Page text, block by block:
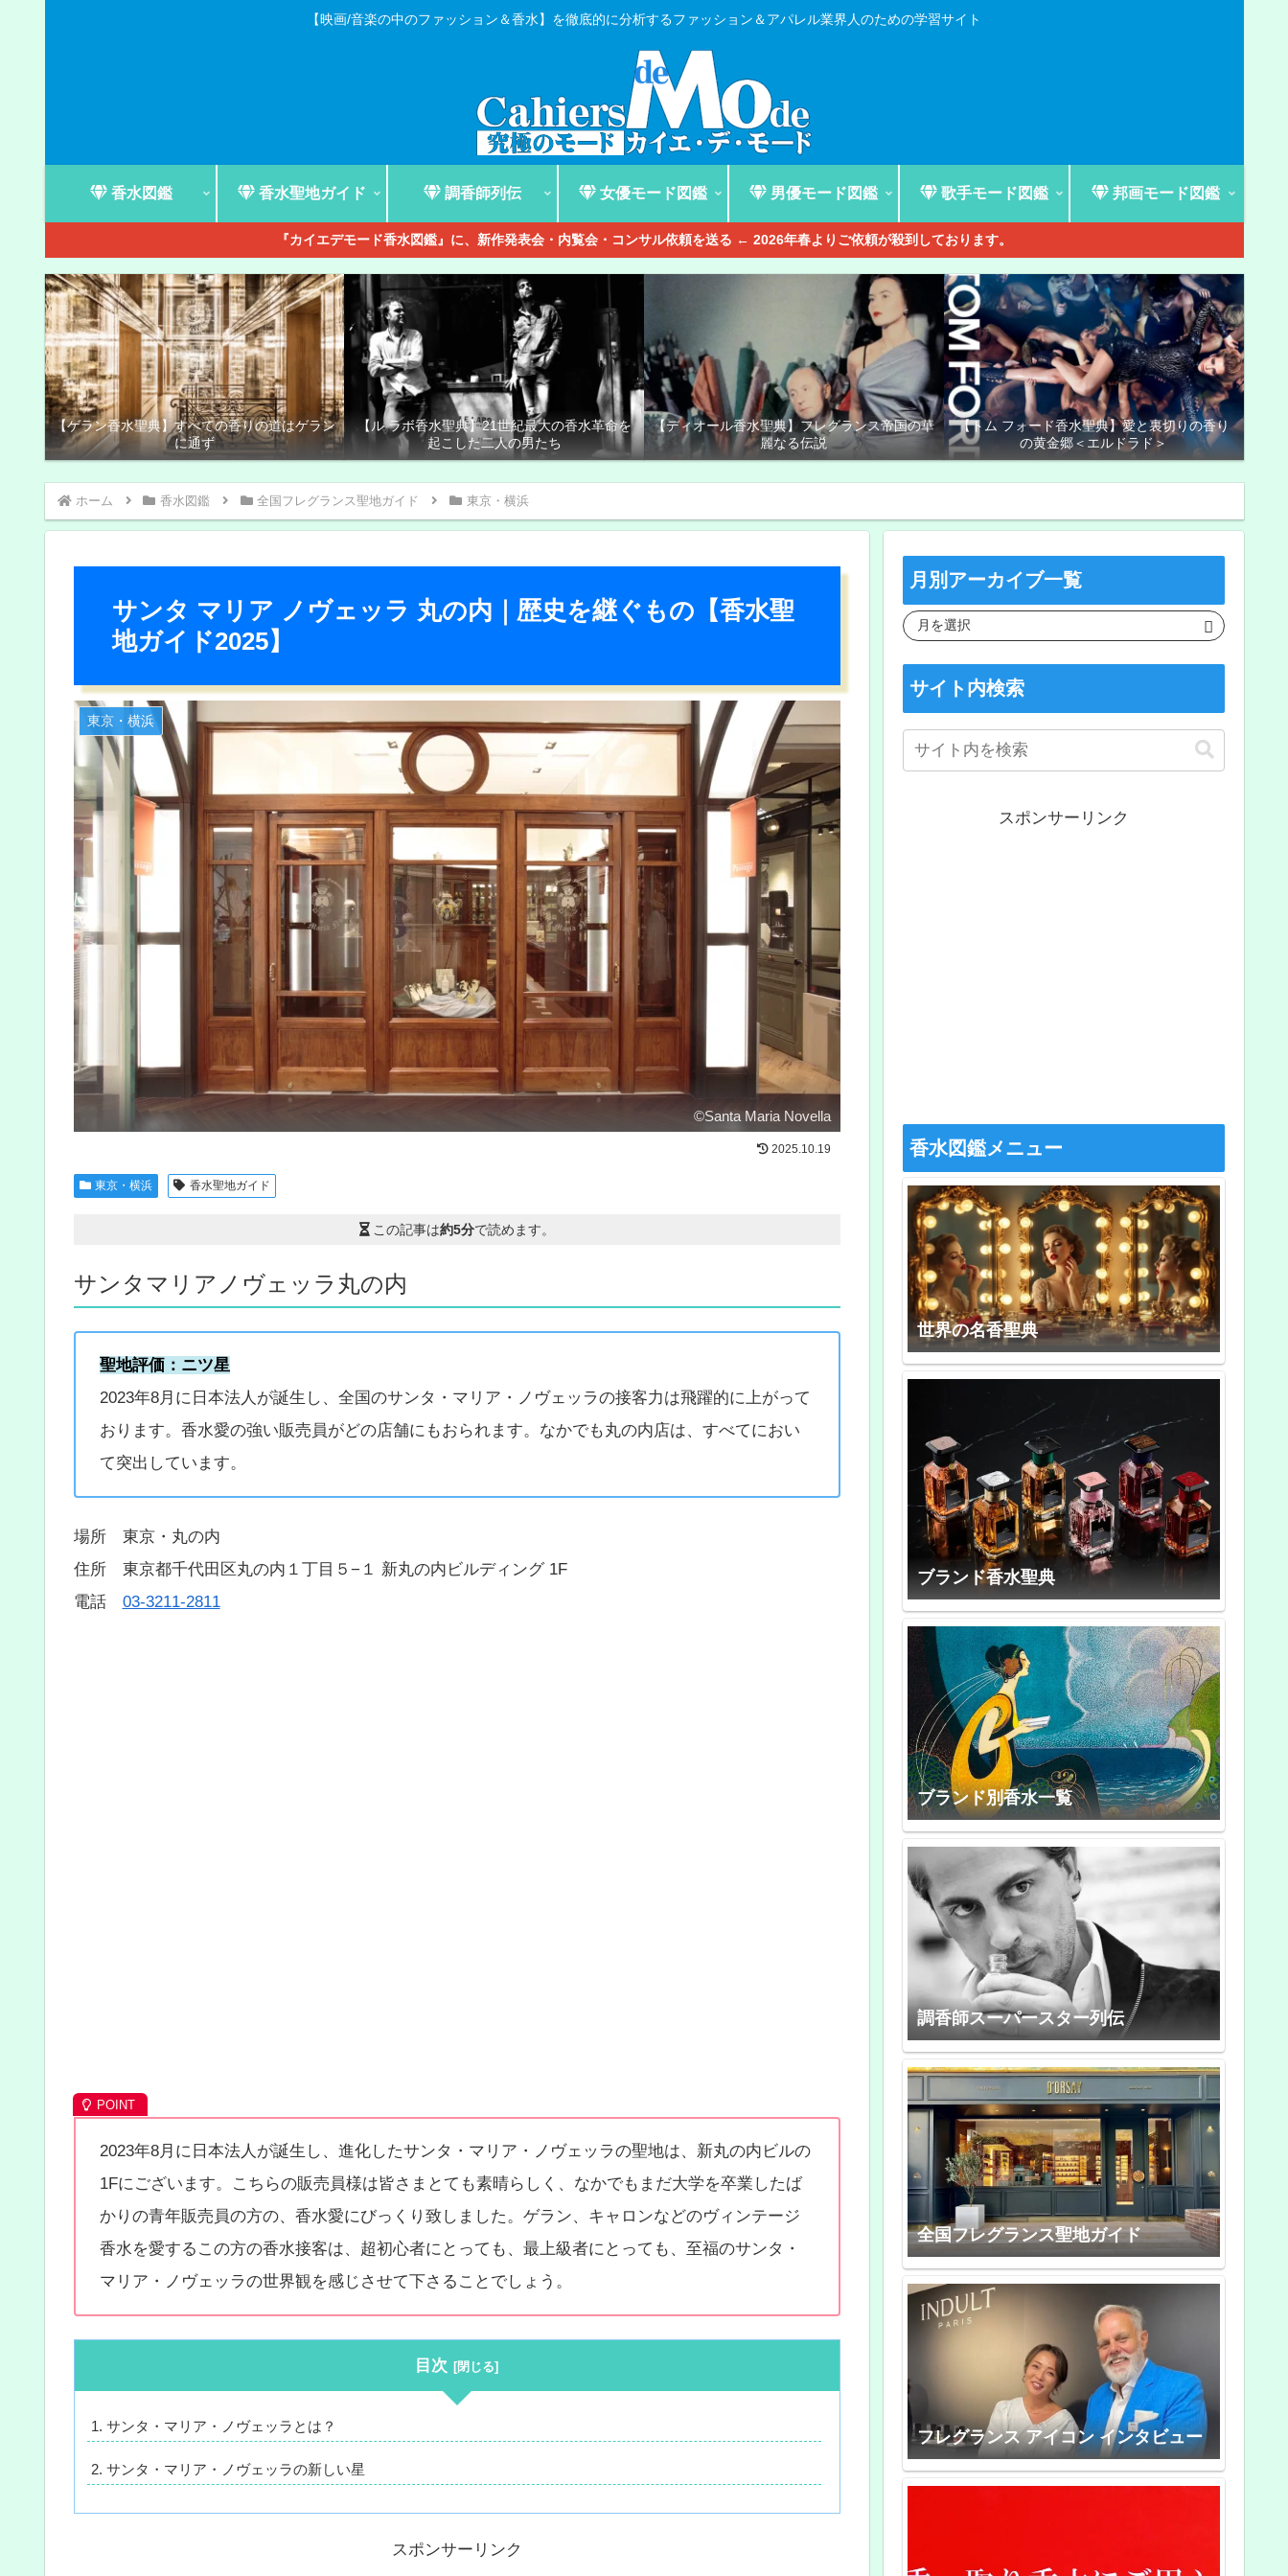
【映画/音楽の中のファッション＆香水】を徹底的に分析するファッション＆アパレル業界人のための学習サイト
香水図鑑 香水聖地ガイド 調香師列伝 女優モード図鑑 男優モード図鑑 歌手モード図鑑 邦画モード図鑑
『カイエデモード香水図鑑』に、新作発表会・内覧会・コンサル依頼を送る ← 2026年春よりご依頼が殺到しております。
【ゲラン香水聖典】すべての香りの道はゲラン
に通ず
【ル ラボ香水聖典】21世紀最大の香水革命を
起こした二人の男たち
【ディオール香水聖典】フレグランス帝国の華
麗なる伝説
【トム フォード香水聖典】愛と裏切りの香り
の黄金郷＜エルドラド＞
ホーム 香水図鑑 全国フレグランス聖地ガイド 東京・横浜
サンタ マリア ノヴェッラ 丸の内｜歴史を継ぐもの【香水聖
地ガイド2025】
東京・横浜
©Santa Maria Novella
2025.10.19
東京・横浜 香水聖地ガイド
この記事は約5分で読めます。
サンタマリアノヴェッラ丸の内
聖地評価：ニツ星
2023年8月に日本法人が誕生し、全国のサンタ・マリア・ノヴェッラの接客力は飛躍的に上がって
おります。香水愛の強い販売員がどの店舗にもおられます。なかでも丸の内店は、すべてにおい
て突出しています。
場所 東京・丸の内
住所 東京都千代田区丸の内１丁目５−１ 新丸の内ビルディング 1F
電話 03-3211-2811
2023年8月に日本法人が誕生し、進化したサンタ・マリア・ノヴェッラの聖地は、新丸の内ビルの
1Fにございます。こちらの販売員様は皆さまとても素晴らしく、なかでもまだ大学を卒業したば
かりの青年販売員の方の、香水愛にびっくり致しました。ゲラン、キャロンなどのヴィンテージ
香水を愛するこの方の香水接客は、超初心者にとっても、最上級者にとっても、至福のサンタ・
マリア・ノヴェッラの世界観を感じさせて下さることでしょう。
目次
サンタ・マリア・ノヴェッラとは？
サンタ・マリア・ノヴェッラの新しい星
スポンサーリンク
月別アーカイブ一覧
サイト内検索
スポンサーリンク
香水図鑑メニュー
世界の名香聖典
ブランド香水聖典
ブランド別香水一覧
調香師スーパースター列伝
全国フレグランス聖地ガイド
フレグランス アイコン インタビュー